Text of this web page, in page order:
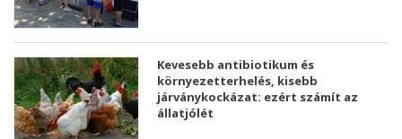
Kevesebb antibiotikum és
környezetterhelés, kisebb
járványkockázat: ezért számít az
állatjólét